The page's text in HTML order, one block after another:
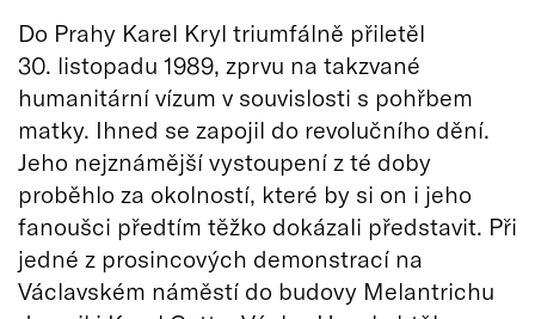
Do Prahy Karel Kryl triumfálně přiletěl
30. listopadu 1989, zprvu na takzvané
humanitární vízum v souvislosti s pohřbem
matky. Ihned se zapojil do revolučního dění.
Jeho nejznámější vystoupení z té doby
proběhlo za okolností, které by si on i jeho
fanoušci předtím těžko dokázali představit. Při
jedné z prosincových demonstrací na
Václavském náměstí do budovy Melantrichu